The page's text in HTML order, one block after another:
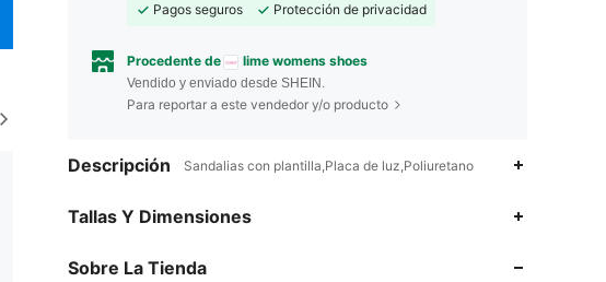
Pagos seguros
Protección de privacidad
Procedente de lime womens shoes
Vendido y enviado desde SHEIN.
Para reportar a este vendedor y/o producto
Descripción Sandalias con plantilla,Placa de luz,Poliuretano
Tallas Y Dimensiones
Sobre La Tienda